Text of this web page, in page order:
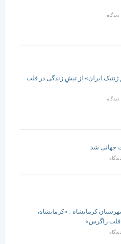
از تپشِ زندگی در قلب
شد
کرمانشاه : «کرمانشاه،